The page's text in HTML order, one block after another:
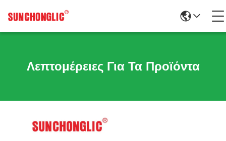
Λεπτομέρειες Για Τα Προϊόντα